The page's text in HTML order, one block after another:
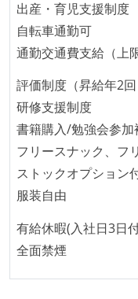
デイリーでスタン
に準じるチーム内
イテレーションの
タスク見積もりの
く相対ポイントを
形で行っている
継続的なデプロイ
ワークフローの
全てのコードをバ
各メンバーが実装
出産・育児支援制度
自転車通勤可
通勤交通費支給（上
評価制度（昇給年2回
研修支援制度
書籍購入/勉強会参加
フリースナック、フ
ストックオプション
服装自由
有給休暇(入社日3日
全面禁煙